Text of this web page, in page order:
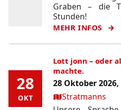
Graben – die
Stunden!
MEHR INFOS
28
OKT
28
OKT
Lott jonn – oder
machte.
28 Oktober
Ort:Stratmanns